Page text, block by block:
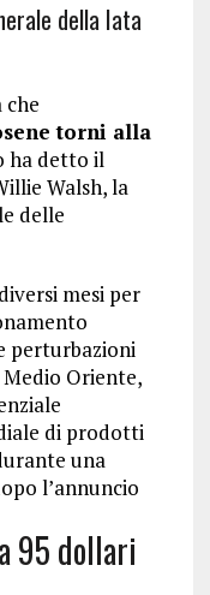
della Iata
che
torni alla
ha detto il
Walsh, la
delle
mesi per
perturbazioni
Oriente,
di prodotti
una
l’annuncio
95 dollari